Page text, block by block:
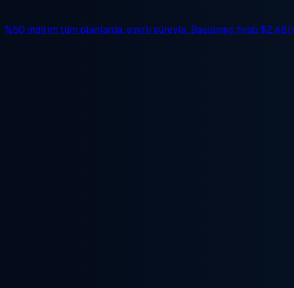
%50 indirim tüm planlarda, sınırlı süreyle. Başlangıç fiyatı $2.48/